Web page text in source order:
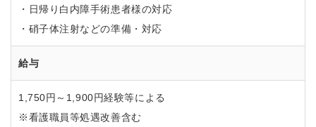
・日帰り白内障手術患者様の対応
・硝子体注射などの準備・対応
給与
1,750円～1,900円経験等による
※看護職員等処遇改善含む